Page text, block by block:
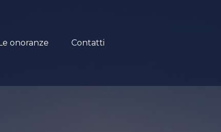
onoranze Contatti